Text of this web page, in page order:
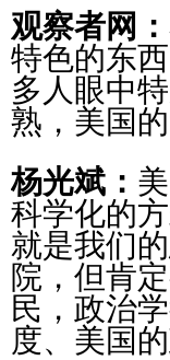
观察者网：
特色的东
多人眼中
熟，美国
杨光斌：
科学化的
就是我们
院，但肯
民，政治
度、美国